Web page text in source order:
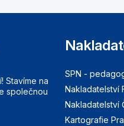
Stavíme na
společnou
SPN -
Nakladatelství
Nakladatelství
Kartografie